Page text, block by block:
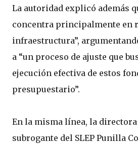
La autoridad explicó además
concentra principalmente en
infraestructura”,
a “un proceso de ajuste que
ejecución efectiva de estos
presupuestario”.
En la misma línea, la
subrogante del SLEP Punilla